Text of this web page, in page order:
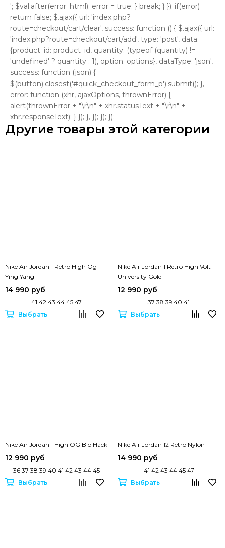
'; $val.after(error_html); error = true; } break; } }); if(error)
return false; $.ajax({ url: 'index.php?
route=checkout/cart/clear', success: function () { $.ajax({ url:
'index.php?route=checkout/cart/add', type: 'post', data:
{product_id: product_id, quantity: (typeof (quantity) !=
'undefined' ? quantity : 1), option: options}, dataType: 'json',
success: function (json) {
$(button).closest('#quick_checkout_form_p').submit(); },
error: function (xhr, ajaxOptions, thrownError) {
alert(thrownError + "\r\n" + xhr.statusText + "\r\n" +
xhr.responseText); } }); }, }); }); });
Другие товары этой категории
Nike Air Jordan 1 Retro High Og
Ying Yang
14 990 руб
41 42 43 44 45 47
Выбрать
Nike Air Jordan 1 Retro High Volt
University Gold
12 990 руб
37 38 39 40 41
Выбрать
Nike Air Jordan 1 High OG Bio Hack
12 990 руб
36 37 38 39 40 41 42 43 44 45
Выбрать
Nike Air Jordan 12 Retro Nylon
14 990 руб
41 42 43 44 45 47
Выбрать